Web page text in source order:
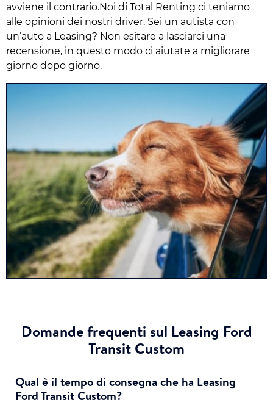
avviene il contrario.Noi di Total Renting ci teniamo
alle opinioni dei nostri driver. Sei un autista con
un’auto a Leasing? Non esitare a lasciarci una
recensione, in questo modo ci aiutate a migliorare
giorno dopo giorno.
Domande frequenti sul Leasing Ford
Transit Custom
Qual è il tempo di consegna che ha Leasing
Ford Transit Custom?